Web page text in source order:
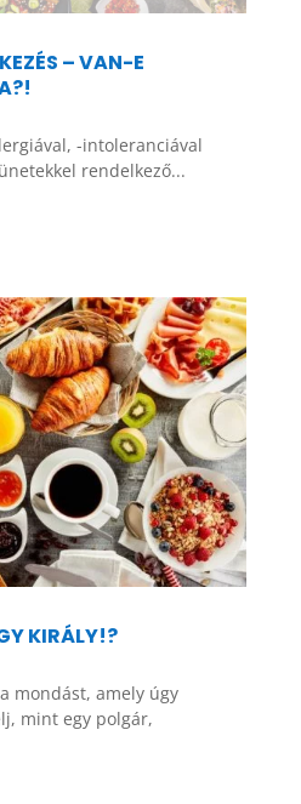
– VAN-E
-intoleranciával
rendelkező...
KIRÁLY!?
mondást, amely úgy
mint egy polgár,